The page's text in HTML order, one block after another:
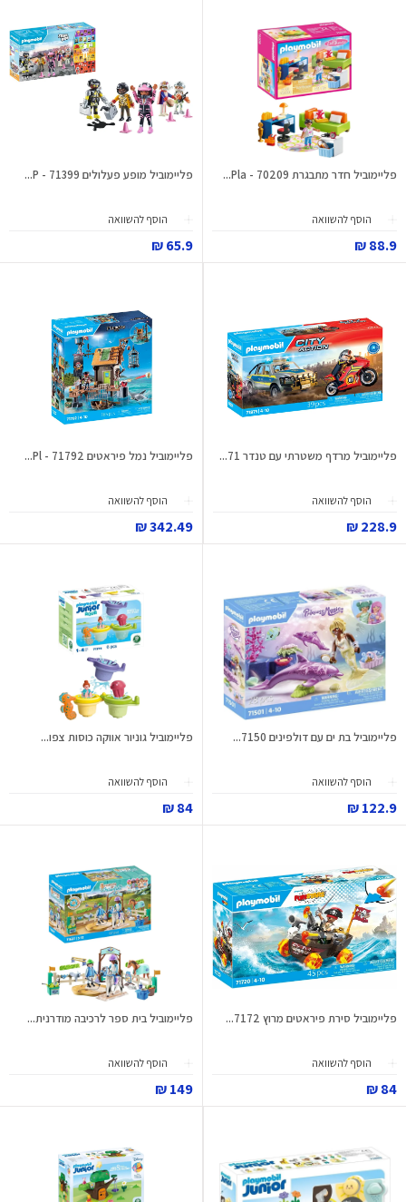
פליימוביל חדר מתבגרת 70209 - Pla...
הוסף להשוואה
88.9 ₪
פליימוביל מופע פעלולים 71399 - P...
הוסף להשוואה
65.9 ₪
פליימוביל מרדף משטרתי עם טנדר 71...
הוסף להשוואה
228.9 ₪
פליימוביל נמל פיראטים 71792 - Pl...
הוסף להשוואה
342.49 ₪
פליימוביל בת ים עם דולפינים 7150...
הוסף להשוואה
122.9 ₪
פליימוביל גוניור אווקה כוסות צפו...
הוסף להשוואה
84 ₪
פליימוביל סירת פיראטים מרוץ 7172...
הוסף להשוואה
84 ₪
פליימוביל בית ספר לרכיבה מודרנית...
הוסף להשוואה
149 ₪